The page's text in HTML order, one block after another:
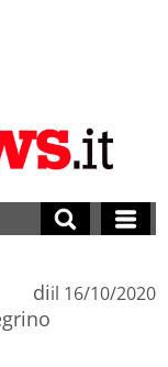
diil 16/10/2020